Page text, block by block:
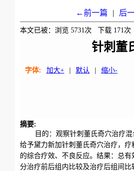
←前一篇 | 后
本文已被：浏览 5731次 下载 171次
针刺董
字体: 加大+ 默认 缩小-
摘要:
目的：观察针刺董氏奇穴治疗
给予黛力新加针刺董氏奇穴治疗，
的综合疗效、不良反应。结果：总
分治疗前后组内比较及治疗后组间